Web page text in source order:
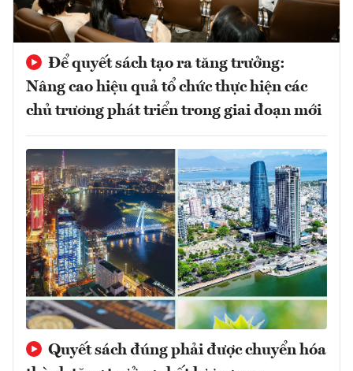
Để quyết sách tạo ra tăng trưởng:
Nâng cao hiệu quả tổ chức thực hiện các
chủ trương phát triển trong giai đoạn mới
Quyết sách đúng phải được chuyển hóa